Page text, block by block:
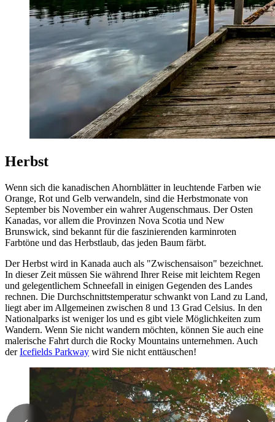
Herbst
Wenn sich die kanadischen Ahornblätter in leuchtende Farben wie
Orange, Rot und Gelb verwandeln, sind die Herbstmonate von
September bis November ein wahrer Augenschmaus. Der Osten
Kanadas, vor allem die Provinzen Nova Scotia und New
Brunswick, sind bekannt für die faszinierenden karminroten
Farbtöne und das Herbstlaub, das jeden Baum färbt.
Der Herbst wird in Kanada auch als "Zwischensaison" bezeichnet.
In dieser Zeit müssen Sie während Ihrer Reise mit leichtem Regen
und gelegentlichem Schneefall in einigen Gegenden des Landes
rechnen. Die Durchschnittstemperatur schwankt von Land zu Land,
liegt aber im Allgemeinen zwischen 8 und 13 Grad Celsius. In den
Nationalparks ist weniger los und es gibt viele Möglichkeiten zum
Wandern. Wenn Sie nicht wandern möchten, können Sie auch eine
malerische Fahrt durch die Rocky Mountains unternehmen. Auch
derIcefields Parkway wird Sie nicht enttäuschen!